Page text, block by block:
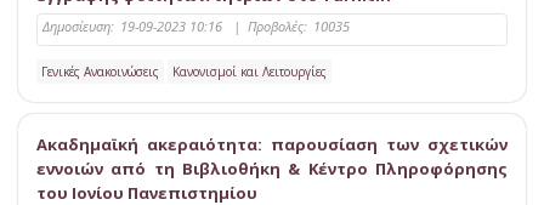
Δημοσίευση: 19-09-2023 10:16 | Προβολές: 10035
Γενικές Ανακοινώσεις Κανονισμοί και Λειτουργίες
Ακαδημαϊκή ακεραιότητα: παρουσίαση των σχετικών
εννοιών από τη Βιβλιοθήκη & Κέντρο Πληροφόρησης
του Ιονίου Πανεπιστημίου